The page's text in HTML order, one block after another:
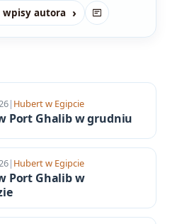
wpisy autora
Strona
| Hubert w Egipcie
Port Ghalib w grudniu
| Hubert w Egipcie
Port Ghalib w